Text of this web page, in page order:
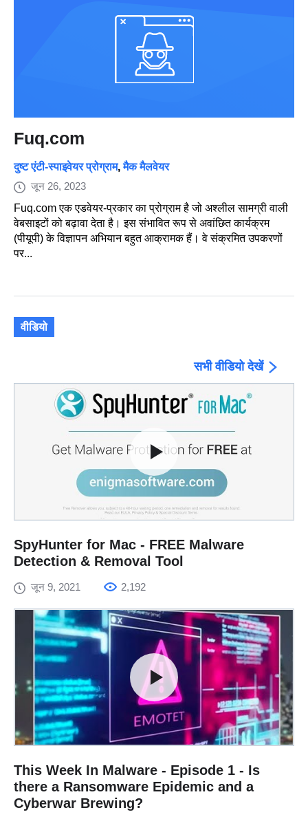
Fuq.com
दुष्ट एंटी-स्पाइवेयर प्रोग्राम,मैक मैलवेयर
जून 26, 2023
Fuq.com एक एडवेयर-प्रकार का प्रोग्राम है जो अश्लील सामग्री वाली
वेबसाइटों को बढ़ावा देता है। इस संभावित रूप से अवांछित कार्यक्रम
(पीयूपी) के विज्ञापन अभियान बहुत आक्रामक हैं। वे संक्रमित उपकरणों
पर...
वीडियो
सभी वीडियो देखें
SpyHunter for Mac - FREE Malware
Detection & Removal Tool
जून 9, 2021 2,192
This Week In Malware - Episode 1 - Is
there a Ransomware Epidemic and a
Cyberwar Brewing?